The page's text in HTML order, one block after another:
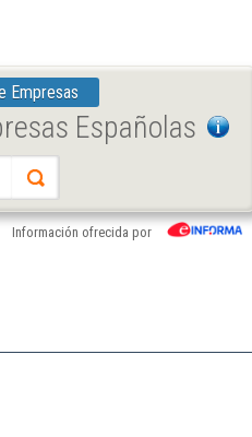
Empresas
Españolas
Información ofrecida por